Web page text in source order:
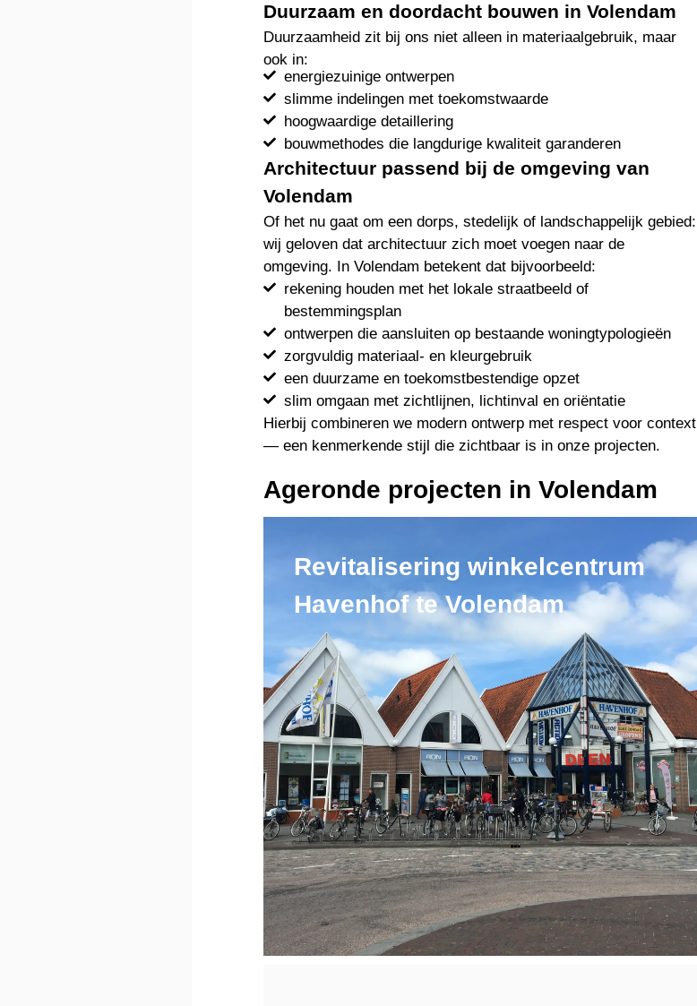
Duurzaam en doordacht bouwen in Volendam
Duurzaamheid zit bij ons niet alleen in materiaalgebruik, maar
ook in:
energiezuinige ontwerpen
slimme indelingen met toekomstwaarde
hoogwaardige detaillering
bouwmethodes die langdurige kwaliteit garanderen
Architectuur passend bij de omgeving van
Volendam
Of het nu gaat om een dorps, stedelijk of landschappelijk gebied:
wij geloven dat architectuur zich moet voegen naar de
omgeving. In Volendam betekent dat bijvoorbeeld:
rekening houden met het lokale straatbeeld of
bestemmingsplan
ontwerpen die aansluiten op bestaande woningtypologieën
zorgvuldig materiaal- en kleurgebruik
een duurzame en toekomstbestendige opzet
slim omgaan met zichtlijnen, lichtinval en oriëntatie
Hierbij combineren we modern ontwerp met respect voor context
— een kenmerkende stijl die zichtbaar is in onze projecten.
Ageronde projecten in Volendam
Revitalisering winkelcentrum
Havenhof te Volendam